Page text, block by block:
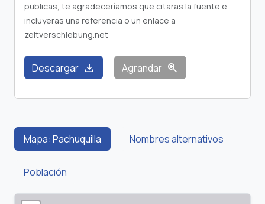
publicas, te agradeceríamos que citaras la fuente e
incluyeras una referencia o un enlace a
zeitverschiebung.net
Descargar download Agrandar zoom_in
Mapa: Pachuquilla Nombres alternativos
Población